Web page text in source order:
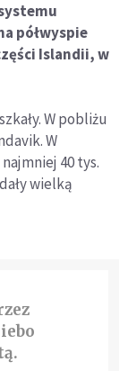
półwyspie
Islandii, w
W pobliżu
W
40 tys.
wielką